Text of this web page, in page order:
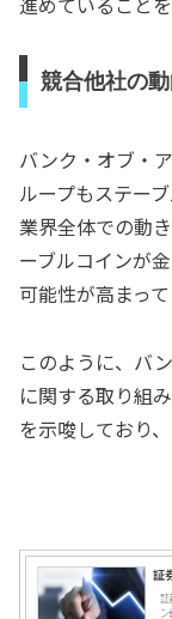
競合他社の動
バンク・オブ・
ループもステー
業界全体での動
ーブルコインが
可能性が高まって
このように、バ
に関する取り組
を示唆しており